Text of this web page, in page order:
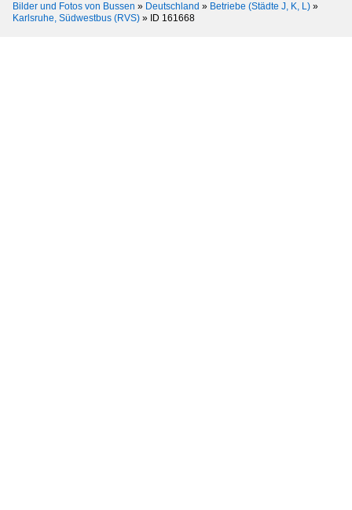
Bilder und Fotos von Bussen » Deutschland » Betriebe (Städte J, K, L) »
Karlsruhe, Südwestbus (RVS) » ID 161668